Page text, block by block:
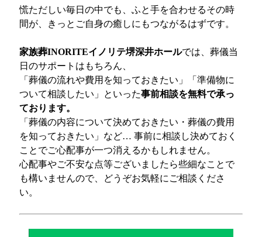
慌ただしい毎日の中でも、ふと手を合わせるその時
間が、きっとご自身の癒しにもつながるはずです。
家族葬INORITEイノリテ堺深井ホールでは、葬儀当
日のサポートはもちろん、
「葬儀の流れや費用を知っておきたい」「準備物に
ついて相談したい」といった事前相談を無料で承っ
ております。
「葬儀の内容について決めておきたい・葬儀の費用
を知っておきたい」など… 事前に相談し決めておく
ことでご心配事が一つ消えるかもしれません。
心配事やご不安な点等ございましたら些細なことで
も構いませんので、どうぞお気軽にご相談くださ
い。